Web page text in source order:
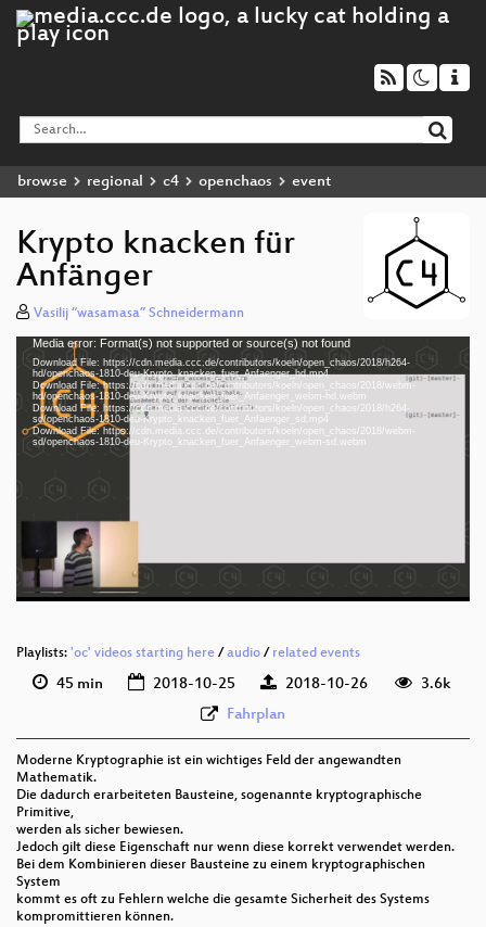
browse regional c4 openchaos event
Krypto knacken für
Anfänger
Vasilij “wasamasa” Schneidermann
Video
Player
Media error: Format(s) not supported or source(s) not found
Download File: https://cdn.media.ccc.de/contributors/koeln/open_chaos/2018/h264-
hd/openchaos-1810-deu-Krypto_knacken_fuer_Anfaenger_hd.mp4
Download File: https://cdn.media.ccc.de/contributors/koeln/open_chaos/2018/webm-
hd/openchaos-1810-deu-Krypto_knacken_fuer_Anfaenger_webm-hd.webm
Download File: https://cdn.media.ccc.de/contributors/koeln/open_chaos/2018/h264-
sd/openchaos-1810-deu-Krypto_knacken_fuer_Anfaenger_sd.mp4
Download File: https://cdn.media.ccc.de/contributors/koeln/open_chaos/2018/webm-
sd/openchaos-1810-deu-Krypto_knacken_fuer_Anfaenger_webm-sd.webm
deu 1080p (mp4)
Playlists: 'oc' videos starting here / audio / related events
45 min 2018-10-25 2018-10-26
3.6k
Fahrplan
Moderne Kryptographie ist ein wichtiges Feld der angewandten
Mathematik.
Die dadurch erarbeiteten Bausteine, sogenannte kryptographische
Primitive,
werden als sicher bewiesen.
Jedoch gilt diese Eigenschaft nur wenn diese korrekt verwendet werden.
Bei dem Kombinieren dieser Bausteine zu einem kryptographischen
System
kommt es oft zu Fehlern welche die gesamte Sicherheit des Systems
kompromittieren können.